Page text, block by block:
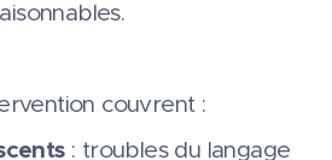
couvrent :
: troubles du langage